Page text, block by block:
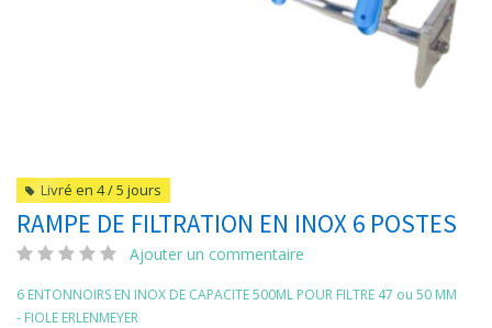
Livré en 4 / 5 jours
RAMPE DE FILTRATION EN INOX 6 POSTES
Ajouter un commentaire
6 ENTONNOIRS EN INOX DE CAPACITE 500ML POUR FILTRE 47 ou 50 MM
- FIOLE ERLENMEYER